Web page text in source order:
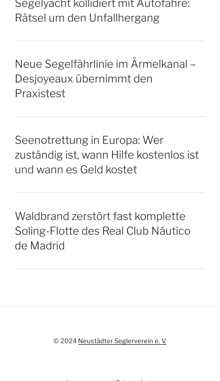
Segelyacht kollidiert mit Autofähre:
Rätsel um den Unfallhergang
Neue Segelfährlinie im Ärmelkanal –
Desjoyeaux übernimmt den
Praxistest
Seenotrettung in Europa: Wer
zuständig ist, wann Hilfe kostenlos ist
und wann es Geld kostet
Waldbrand zerstört fast komplette
Soling-Flotte des Real Club Náutico
de Madrid
© 2024 Neustädter Seglerverein e. V.